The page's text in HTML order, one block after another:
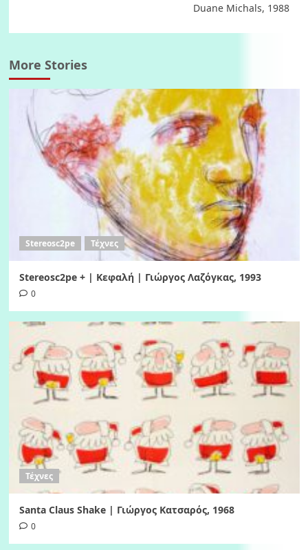
Duane Michals, 1988
More Stories
Stereosc2pe Τέχνες
Stereosc2pe + | Κεφαλή | Γιώργος Λαζόγκας, 1993
0
Τέχνες
Santa Claus Shake | Γιώργος Κατσαρός, 1968
0